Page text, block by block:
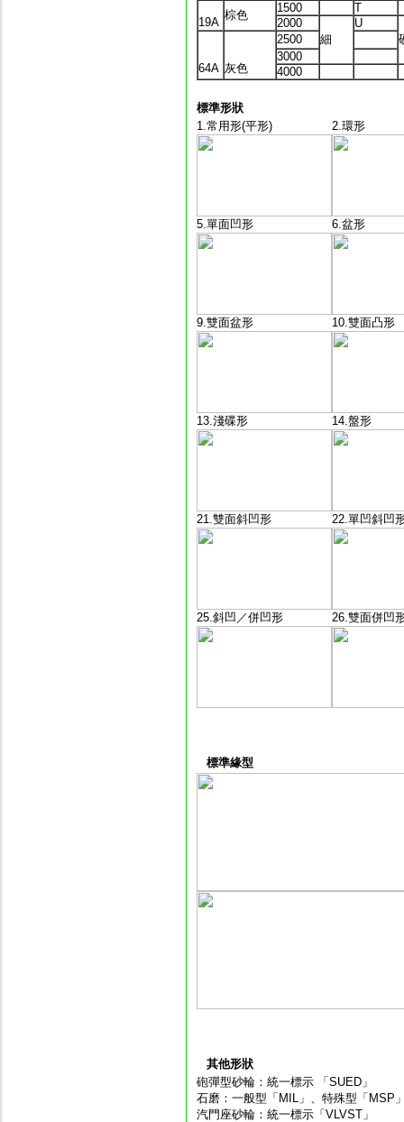
19A
棕色
1500
T
2000
細
U
64A 灰色
2500
3000
4000
標準形狀
1.常用形(平形)
2.環形
5.單面凹形 6.盆形
9.雙面盆形 10.雙面凸形
13.淺碟形 14.盤形
21.雙面斜凹形 22.單凹斜凹
25.斜凹／併凹形 26.雙面併凹
標準緣型
其他形狀
砲彈型砂輪：統一標示 「SUED」
石磨：一般型「MIL」、特殊型「MSP
汽門座砂輪：統一標示「VLVST」